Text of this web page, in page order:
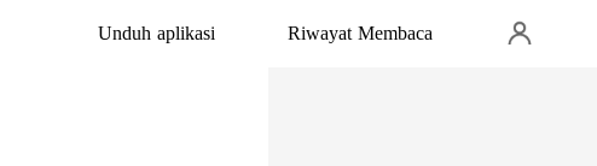
Unduh aplikasi Riwayat Membaca